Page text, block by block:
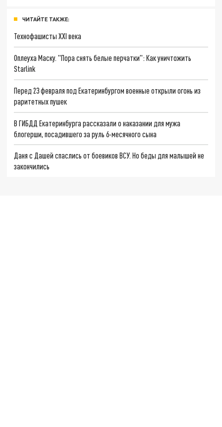
ЧИТАЙТЕ ТАКЖЕ:
Технофашисты XXI века
Оплеуха Маску. "Пора снять белые перчатки": Как уничтожить
Starlink
Перед 23 февраля под Екатеринбургом военные открыли огонь из
раритетных пушек
В ГИБДД Екатеринбурга рассказали о наказании для мужа
блогерши, посадившего за руль 6-месячного сына
Даня с Дашей спаслись от боевиков ВСУ. Но беды для малышей не
закончились